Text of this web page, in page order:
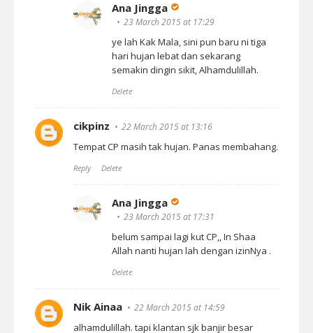
Ana Jingga
23 March 2015 at 17:29
ye lah Kak Mala, sini pun baru ni tiga
hari hujan lebat dan sekarang
semakin dingin sikit, Alhamdulillah.
Delete
cikpinz 22 March 2015 at 13:16
Tempat CP masih tak hujan. Panas membahang.
Reply Delete
Ana Jingga
23 March 2015 at 17:31
belum sampai lagi kut CP,, In Shaa
Allah nanti hujan lah dengan izinNya .
Delete
Nik Ainaa 22 March 2015 at 14:59
alhamdulillah. tapi klantan sjk banjir besar